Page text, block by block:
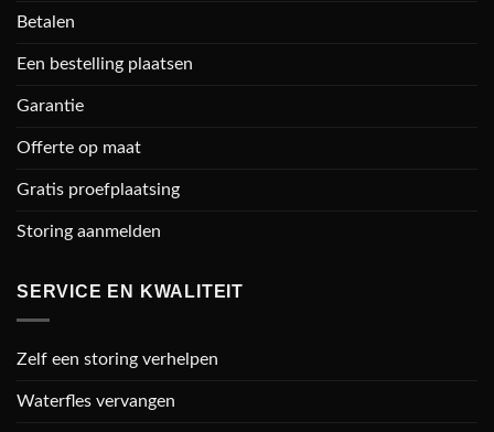
Betalen
Een bestelling plaatsen
Garantie
Offerte op maat
Gratis proefplaatsing
Storing aanmelden
SERVICE EN KWALITEIT
Zelf een storing verhelpen
Waterfles vervangen